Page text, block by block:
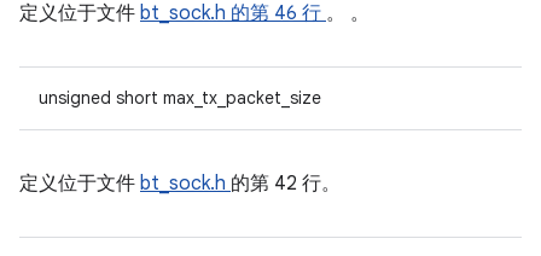
定义位于文件 bt_sock.h 的第 46 行 。 。
unsigned short max_tx_packet_size
定义位于文件 bt_sock.h 的第 42 行。